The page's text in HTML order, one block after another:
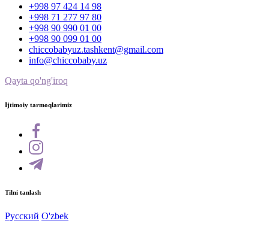
+998 97 424 14 98
+998 71 277 97 80
+998 90 990 01 00
+998 90 099 01 00
chiccobabyuz.tashkent@gmail.com
info@chiccobaby.uz
Qayta qo'ng'iroq
Ijtimoiy tarmoqlarimiz
Tilni tanlash
Русский O'zbek